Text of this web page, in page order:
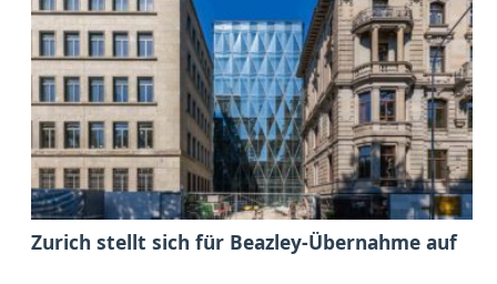
Zurich stellt sich für Beazley-Übernahme auf